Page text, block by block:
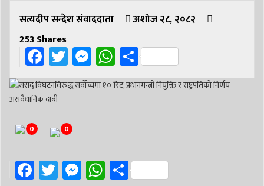
सत्यदीप सन्देश संवाददाता
अशोज २८, २०८२
253Shares
Facebook
Twitter
Messenger
WhatsApp
Share
0 0
Facebook
Twitter
Messenger
WhatsApp
Share